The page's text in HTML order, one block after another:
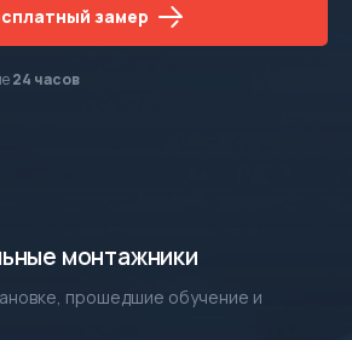
замер
24 часов
монтажники
прошедшие обучение и